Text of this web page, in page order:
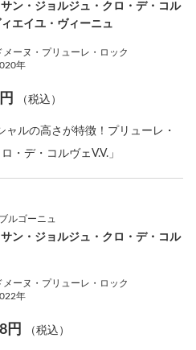
ン・ジョルジュ・クロ・デ・コル
エイユ・ヴィーニュ
メーヌ・プリューレ・ロック
年
（税込）
ルの高さが特徴！プリューレ・
・デ・コルヴェV.V.」
ルゴーニュ
ン・ジョルジュ・クロ・デ・コル
メーヌ・プリューレ・ロック
年
円 （税込）